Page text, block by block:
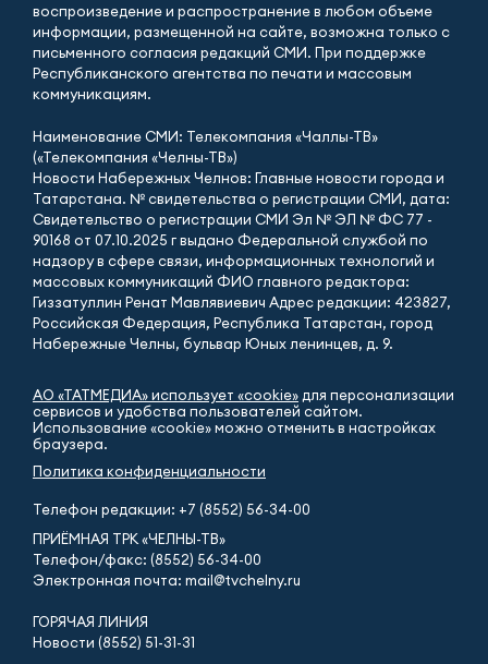
воспроизведение и распространение в любом объеме
информации, размещенной на сайте, возможна только с
письменного согласия редакций СМИ. При поддержке
Республиканского агентства по печати и массовым
коммуникациям.
Наименование СМИ: Телекомпания «Чаллы-ТВ»
(«Телекомпания «Челны-ТВ»)
Новости Набережных Челнов: Главные новости города и
Татарстана. № свидетельства о регистрации СМИ, дата:
Свидетельство о регистрации СМИ Эл № ЭЛ № ФС 77 -
90168 от 07.10.2025 г выдано Федеральной службой по
надзору в сфере связи, информационных технологий и
массовых коммуникаций ФИО главного редактора:
Гиззатуллин Ренат Мавлявиевич Адрес редакции: 423827,
Российская Федерация, Республика Татарстан, город
Набережные Челны, бульвар Юных ленинцев, д. 9.
АО «ТАТМЕДИА» использует «cookie» для персонализации
сервисов и удобства пользователей сайтом.
Использование «cookie» можно отменить в настройках
браузера.
Политика конфиденциальности
Телефон редакции: +7 (8552) 56-34-00
ПРИЁМНАЯ ТРК «ЧЕЛНЫ-ТВ»
Телефон/факс: (8552) 56-34-00
Электронная почта: mail@tvchelny.ru
ГОРЯЧАЯ ЛИНИЯ
Новости (8552) 51-31-31